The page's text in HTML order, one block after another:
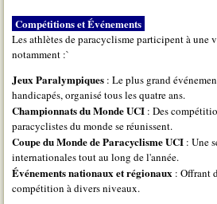
Compétitions et Événements
Les athlètes de paracyclisme participent à une
notamment :`
Jeux Paralympiques : Le plus grand
handicapés, organisé tous les quatre ans.
Championnats du Monde UCI : Des
paracyclistes du monde se réunissent.
Coupe du Monde de Paracyclisme UCI : Une
internationales tout au long de l'année.
Événements nationaux et régionaux : Offrant
compétition à divers niveaux.